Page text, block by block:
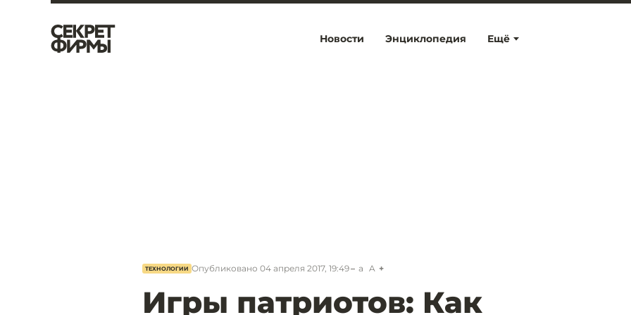
Ещё
Новости Энциклопедия
ТЕХНОЛОГИИ Опубликовано 04 апреля 2017, 19:49 a A
Игры патриотов: Как